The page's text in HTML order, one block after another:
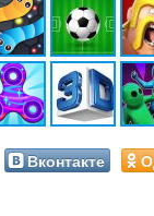
Вконтакте